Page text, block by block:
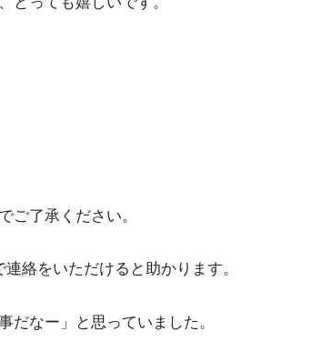
ご了承ください。
絡をいただけると助かります。
なー」と思っていました。